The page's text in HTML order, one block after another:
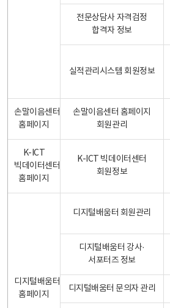
전문상담사 자격검정
합격자 정보
실적관리시스템 회원정보
손말이음센터
홈페이지
손말이음센터 홈페이지
회원관리
K-ICT
빅데이터센터
홈페이지
K-ICT 빅데이터센터
회원정보
디지털배움터
홈페이지
디지털배움터 회원관리
디지털배움터 강사·
서포터즈 정보
디지털배움터 문의자 관리